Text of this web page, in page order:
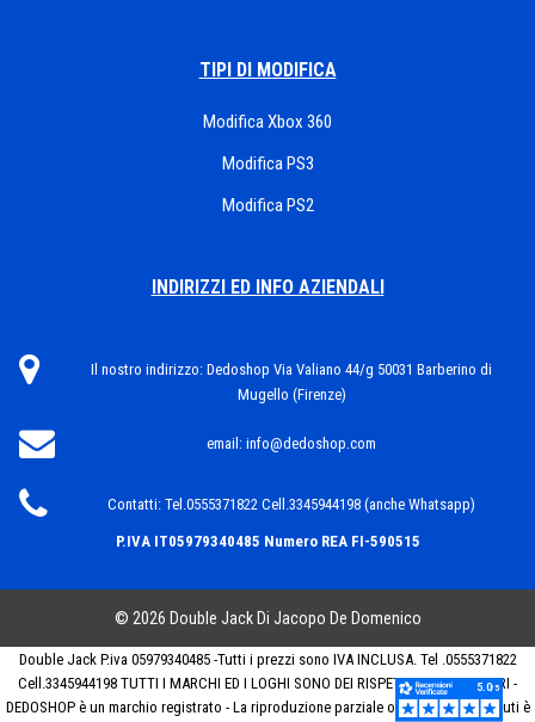
TIPI DI MODIFICA
Modifica Xbox 360
Modifica PS3
Modifica PS2
INDIRIZZI ED INFO AZIENDALI
Il nostro indirizzo: Dedoshop Via Valiano 44/g 50031 Barberino di
Mugello (Firenze)
email: info@dedoshop.com
Contatti: Tel.0555371822 Cell.3345944198 (anche Whatsapp)
P.IVA IT05979340485 Numero REA FI-590515
© 2026 Double Jack Di Jacopo De Domenico
Double Jack P.iva 05979340485 -Tutti i prezzi sono IVA INCLUSA. Tel .0555371822
Cell.3345944198 TUTTI I MARCHI ED I LOGHI SONO DEI RISPETTIVI PROPRIETARI -
DEDOSHOP è un marchio registrato - La riproduzione parziale o totale dei contenuti è